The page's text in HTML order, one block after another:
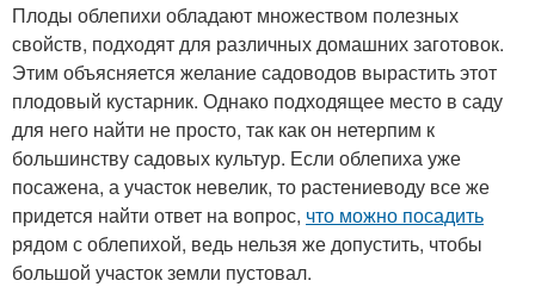
Плоды облепихи обладают множеством полезных
свойств, подходят для различных домашних заготовок.
Этим объясняется желание садоводов вырастить этот
плодовый кустарник. Однако подходящее место в саду
для него найти не просто, так как он нетерпим к
большинству садовых культур. Если облепиха уже
посажена, а участок невелик, то растениеводу все же
придется найти ответ на вопрос, что можно посадить
рядом с облепихой, ведь нельзя же допустить, чтобы
большой участок земли пустовал.